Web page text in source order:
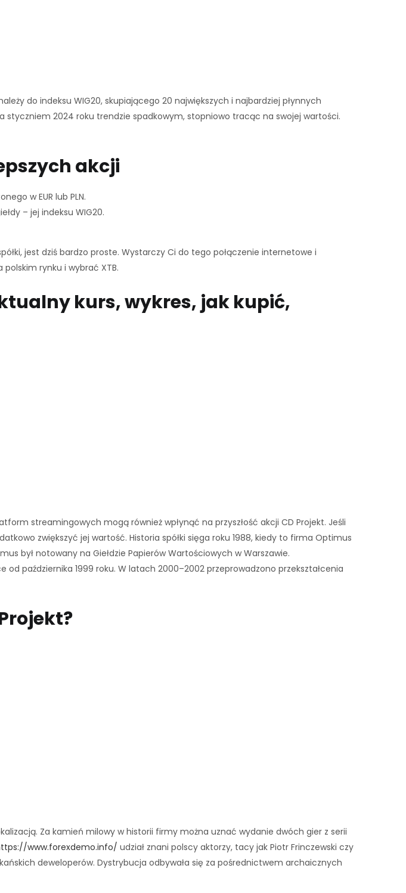
do indeksu WIG20, skupiającego 20 największych i najbardziej płynnych
styczniem 2024 roku trendzie spadkowym, stopniowo tracąc na swojej wartości.
akcji
w EUR lub PLN.
– jej indeksu WIG20.
jest dziś bardzo proste. Wystarczy Ci do tego połączenie internetowe i
rynku i wybrać XTB.
kurs, wykres, jak kupić,
streamingowych mogą również wpłynąć na przyszłość akcji CD Projekt. Jeśli
zwiększyć jej wartość. Historia spółki sięga roku 1988, kiedy to firma Optimus
był notowany na Giełdzie Papierów Wartościowych w Warszawie.
października 1999 roku. W latach 2000–2002 przeprowadzono przekształcenia
Za kamień milowy w historii firmy można uznać wydanie dwóch gier z serii
www.forexdemo.info/ udział znani polscy aktorzy, tacy jak Piotr Frinczewski czy
deweloperów. Dystrybucja odbywała się za pośrednictwem archaicznych